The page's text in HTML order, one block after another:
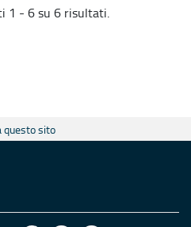
1 - 6 su 6 risultati.
questo sito